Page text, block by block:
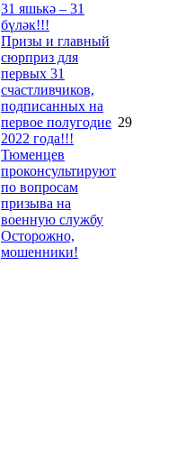
31 яшькә – 31
бүләк!!!
Призы и главный
сюрприз для
первых 31
счастливчиков,
подписанных на
первое полугодие
2022 года!!!
Тюменцев
проконсультируют
по вопросам
призыва на
военную службу
Осторожно,
мошенники!
29